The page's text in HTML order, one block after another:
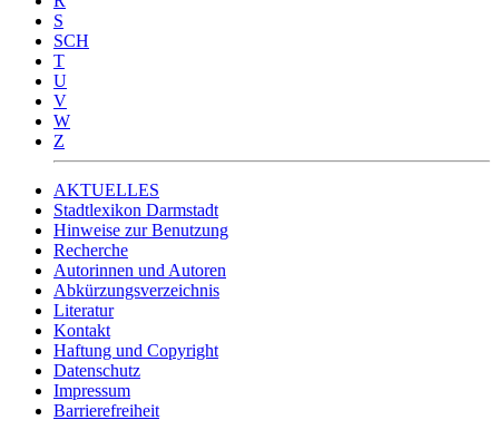
S
SCH
T
U
V
W
Z
AKTUELLES
Stadtlexikon Darmstadt
Hinweise zur Benutzung
Recherche
Autorinnen und Autoren
Abkürzungsverzeichnis
Literatur
Kontakt
Haftung und Copyright
Datenschutz
Impressum
Barrierefreiheit